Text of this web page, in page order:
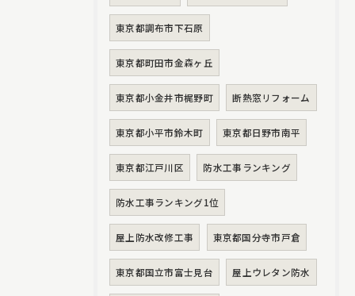
東京都調布市下石原
東京都町田市金森ヶ丘
東京都小金井市梶野町 断熱窓リフォーム
東京都小平市鈴木町 東京都日野市南平
東京都江戸川区 防水工事ランキング
防水工事ランキング1位
屋上防水改修工事 東京都国分寺市戸倉
東京都国立市富士見台 屋上ウレタン防水